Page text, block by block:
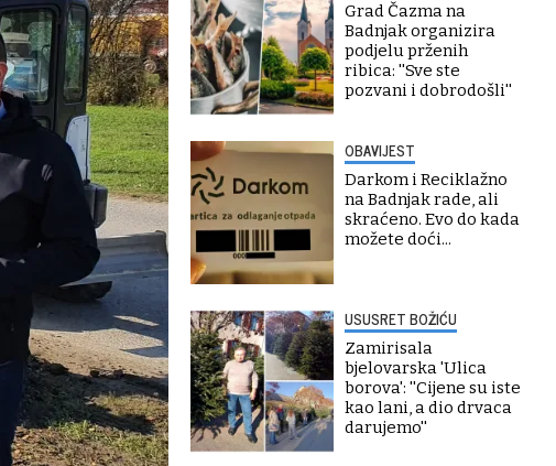
Grad Čazma na
Badnjak organizira
podjelu prženih
ribica: ''Sve ste
pozvani i dobrodošli''
OBAVIJEST
Darkom i Reciklažno
na Badnjak rade, ali
skraćeno. Evo do kada
možete doći...
USUSRET BOŽIĆU
Zamirisala
bjelovarska 'Ulica
borova': ''Cijene su iste
kao lani, a dio drvaca
darujemo''